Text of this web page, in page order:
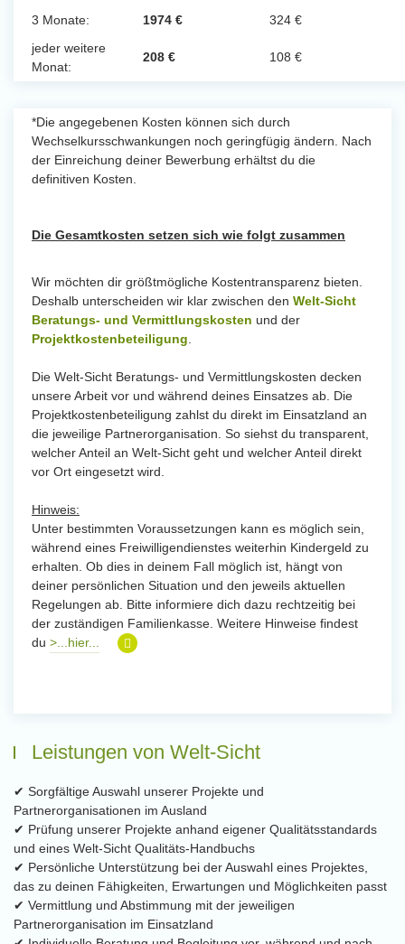
3 Monate:
1974 €
324 €
jeder weitere
Monat:
208 € 108 €
*Die angegebenen Kosten können sich durch
Wechselkursschwankungen noch geringfügig ändern. Nach
der Einreichung deiner Bewerbung erhältst du die
definitiven Kosten.
Die Gesamtkosten setzen sich wie folgt zusammen
Wir möchten dir größtmögliche Kostentransparenz bieten.
Deshalb unterscheiden wir klar zwischen den Welt-Sicht
Beratungs- und Vermittlungskosten und der
Projektkostenbeteiligung
Die Welt-Sicht Beratungs- und Vermittlungskosten decken
unsere Arbeit vor und während deines Einsatzes ab. Die
Projektkostenbeteiligung zahlst du direkt im Einsatzland an
die jeweilige Partnerorganisation. So siehst du transparent,
welcher Anteil an Welt-Sicht geht und welcher Anteil direkt
vor Ort eingesetzt wird.
Hinweis:
Unter bestimmten Voraussetzungen kann es möglich sein,
während eines Freiwilligendienstes weiterhin Kindergeld zu
erhalten. Ob dies in deinem Fall möglich ist, hängt von
deiner persönlichen Situation und den jeweils aktuellen
Regelungen ab. Bitte informiere dich dazu rechtzeitig bei
der zuständigen Familienkasse. Weitere Hinweise findest
du >...hier...
Leistungen von Welt-Sicht
✔ Sorgfältige Auswahl unserer Projekte und
Partnerorganisationen im Ausland
✔ Prüfung unserer Projekte anhand eigener Qualitätsstandards
und eines Welt-Sicht Qualitäts-Handbuchs
✔ Persönliche Unterstützung bei der Auswahl eines Projektes,
das zu deinen Fähigkeiten, Erwartungen und Möglichkeiten passt
✔ Vermittlung und Abstimmung mit der jeweiligen
Partnerorganisation im Einsatzland